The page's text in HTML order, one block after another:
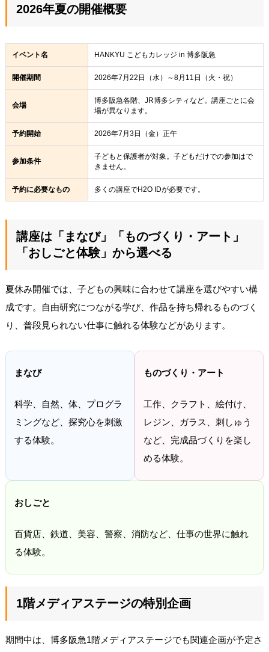
2026年夏の開催概要
イベント名 HANKYU こどもカレッジ in 博多阪急
開催期間 2026年7月22日（水）～8月11日（火・祝）
会場
博多阪急各階、JR博多シティなど。講座ごとに会
場が異なります。
予約開始 2026年7月3日（金）正午
参加条件
子どもと保護者が対象。子どもだけでの参加はで
きません。
予約に必要なもの 多くの講座でH2O IDが必要です。
講座は「まなび」「ものづくり・アート」
「おしごと体験」から選べる
夏休み開催では、子どもの興味に合わせて講座を選びやすい構
成です。自由研究につながる学び、作品を持ち帰れるものづく
り、普段見られない仕事に触れる体験などがあります。
まなび
科学、自然、体、プログラ
ミングなど、探究心を刺激
する体験。
ものづくり・アート
工作、クラフト、絵付け、
レジン、ガラス、刺しゅう
など、完成品づくりを楽し
める体験。
おしごと
百貨店、鉄道、美容、警察、消防など、仕事の世界に触れ
る体験。
1階メディアステージの特別企画
期間中は、博多阪急1階メディアステージでも関連企画が予定さ